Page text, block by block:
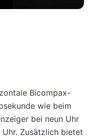
Bicompax-
wie beim
bei neun Uhr
Zusätzlich bietet